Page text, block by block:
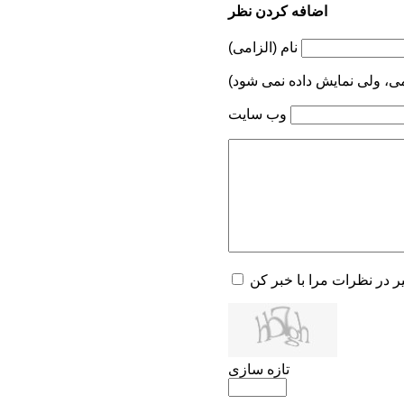
اضافه کردن نظر
نام (الزامی)
ولی نمایش داده نمی شود)
وب سایت
در نظرات مرا با خبر کن
تازه سازی